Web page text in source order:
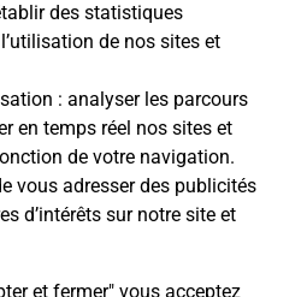
des statistiques
de nos sites et
: analyser les parcours
en temps réel nos sites et
de votre navigation.
vous adresser des publicités
d’intérêts sur notre site et
et fermer" vous acceptez
bateau ?
est valable le
permis bateau